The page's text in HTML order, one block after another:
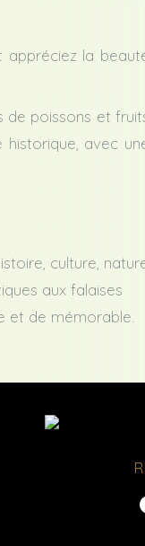
appréciez la
de poissons et
historique, avec
culture,
aux falaises
et de mémorable.